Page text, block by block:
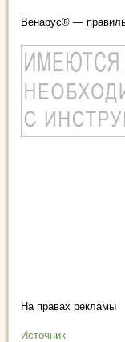
Венарус® —
На правах рекламы
Источник